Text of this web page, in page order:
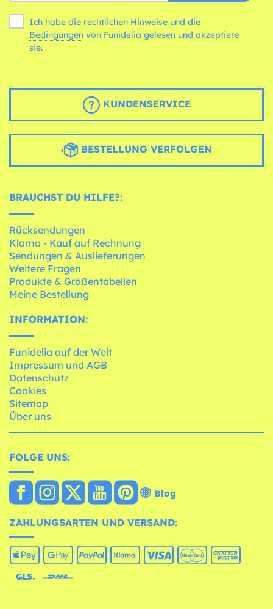
Ich habe die rechtlichen Hinweise und die
Bedingungen
sie.
KUNDENSERVICE
BESTELLUNG VERFOLGEN
BRAUCHST DU HILFE?:
Rücksendungen
Klarna - Kauf auf Rechnung
Sendungen & Auslieferungen
Weitere Fragen
Produkte & Größentabellen
Meine Bestellung
INFORMATION:
Funidelia auf der Welt
Impressum und AGB
Datenschutz
Cookies
Sitemap
Über uns
FOLGE UNS:
Blog
ZAHLUNGSARTEN UND VERSAND: